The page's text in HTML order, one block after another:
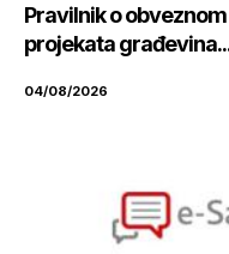
Pravilnik o
projekata
04/08/2026